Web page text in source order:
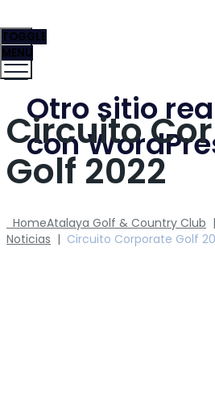
Otro sitio
con
TOGGLE
MENU
Circuito
Golf 2022
HomeAtalaya Golf & Country Club |
Noticias | Circuito Corporate Golf